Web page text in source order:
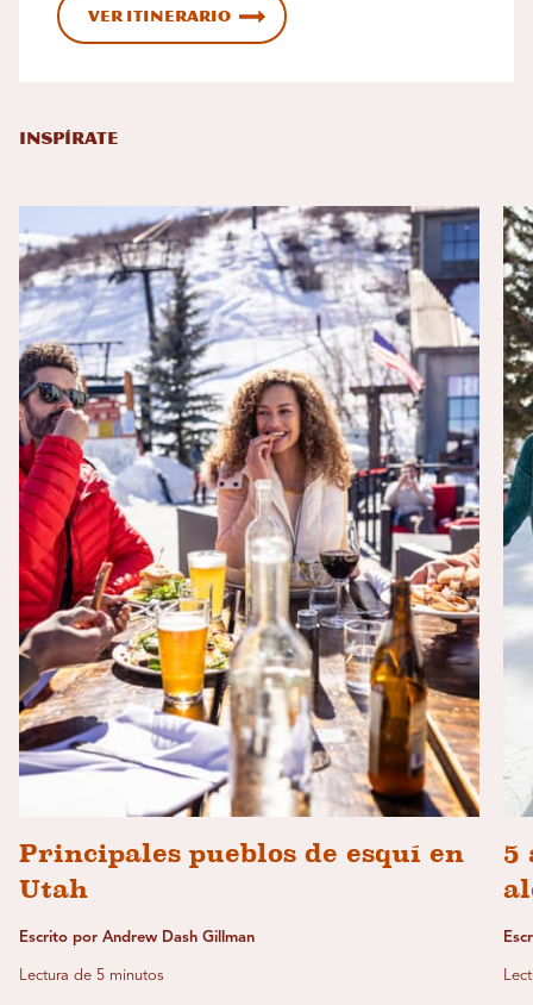
Ver itinerario
INSPÍRATE
Principales pueblos de esquí en
Utah
Escrito por Andrew Dash Gillman
Lectura de 5 minutos
5